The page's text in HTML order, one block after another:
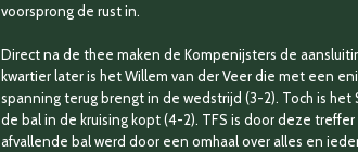
voorsprong de rust in.
Direct na de thee maken de Kompenijsters de
kwartier later is het Willem van der Veer die met een
spanning terug brengt in de wedstrijd (3-2). Toch is
de bal in de kruising kopt (4-2). TFS is door deze
afvallende bal werd door een omhaal over alles en